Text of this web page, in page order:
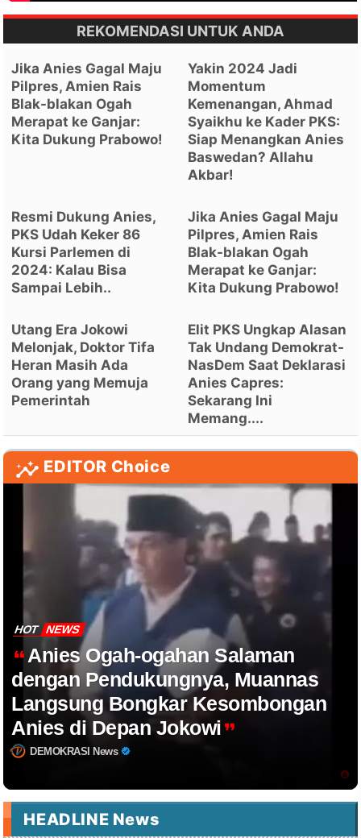
REKOMENDASI UNTUK ANDA
Jika Anies Gagal Maju
Pilpres, Amien Rais
Blak-blakan Ogah
Merapat ke Ganjar:
Kita Dukung Prabowo!
Yakin 2024 Jadi
Momentum
Kemenangan, Ahmad
Syaikhu ke Kader PKS:
Siap Menangkan Anies
Baswedan? Allahu
Akbar!
Resmi Dukung Anies,
PKS Udah Keker 86
Kursi Parlemen di
2024: Kalau Bisa
Sampai Lebih..
Jika Anies Gagal Maju
Pilpres, Amien Rais
Blak-blakan Ogah
Merapat ke Ganjar:
Kita Dukung Prabowo!
Utang Era Jokowi
Melonjak, Doktor Tifa
Heran Masih Ada
Orang yang Memuja
Pemerintah
Elit PKS Ungkap Alasan
Tak Undang Demokrat-
NasDem Saat Deklarasi
Anies Capres:
Sekarang Ini
Memang....
EDITOR Choice
HOT NEWS
Anies Ogah-ogahan Salaman
dengan Pendukungnya, Muannas
Langsung Bongkar Kesombongan
Anies di Depan Jokowi
DEMOKRASI News
HEADLINE News